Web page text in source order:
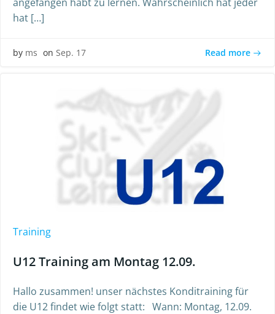
hat […]
by ms on Sep. 17 Read more
Training
U12 Training am Montag 12.09.
Hallo zusammen! unser nächstes Konditraining für
die U12 findet wie folgt statt: Wann: Montag, 12.09.